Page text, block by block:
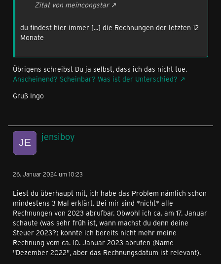
Zitat von meincongstar
du findest hier immer [...] die Rechnungen der letzten 12
Monate
Übrigens schreibst Du ja selbst, dass ich das nicht tue.
Anscheinend? Scheinbar? Was ist der Unterschied?
Gruß Ingo
jensiboy
26. Januar 2024 um 10:23
Liest du überhaupt mit, ich habe das Problem nämlich schon
mindestens 3 Mal erklärt. Bei mir sind *nicht* alle
Rechnungen von 2023 abrufbar. Obwohl ich ca. am 17. Januar
schaute (was sehr früh ist, wann machst du denn deine
Steuer 2023?) konnte ich bereits nicht mehr meine
Rechnung vom ca. 10. Januar 2023 abrufen (Name
"Dezember 2022", aber das Rechnungsdatum ist relevant).